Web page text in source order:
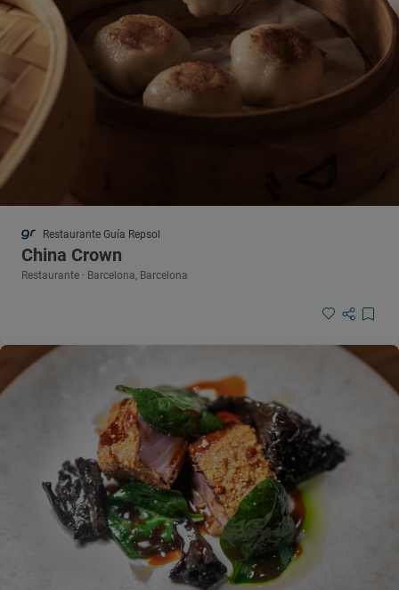
Restaurante Guía Repsol
China Crown
Restaurante · Barcelona, Barcelona